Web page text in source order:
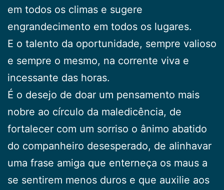
em todos os climas e sugere
engrandecimento em todos os lugares.
E o talento da oportunidade, sempre valioso
e sempre o mesmo, na corrente viva e
incessante das horas.
É o desejo de doar um pensamento mais
nobre ao círculo da maledicência, de
fortalecer com um sorriso o ânimo abatido
do companheiro desesperado, de alinhavar
uma frase amiga que enterneça os maus a
se sentirem menos duros e que auxilie aos